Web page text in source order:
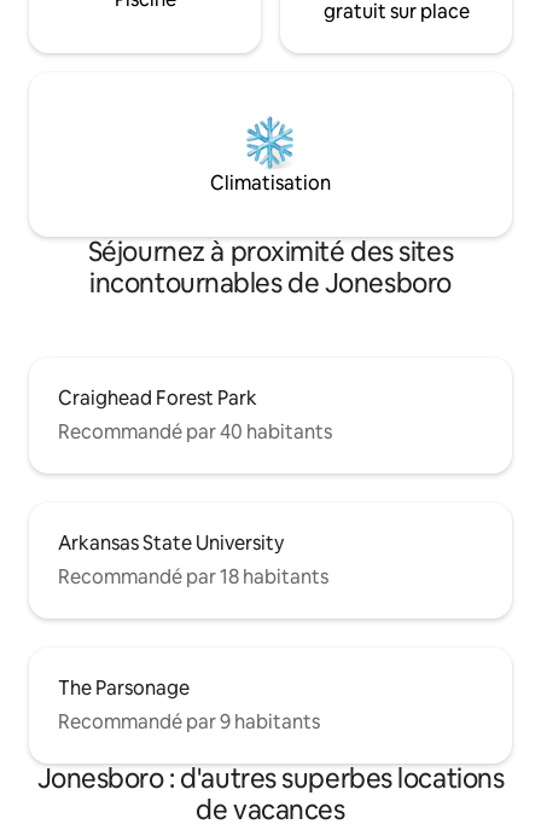
gratuit sur place
Climatisation
Séjournez à proximité des sites
incontournables de Jonesboro
Craighead Forest Park
Recommandé par 40 habitants
Arkansas State University
Recommandé par 18 habitants
The Parsonage
Recommandé par 9 habitants
Jonesboro : d'autres superbes locations
de vacances